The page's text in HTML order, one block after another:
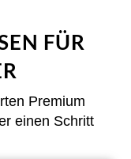
FÜR
Premium
einen Schritt